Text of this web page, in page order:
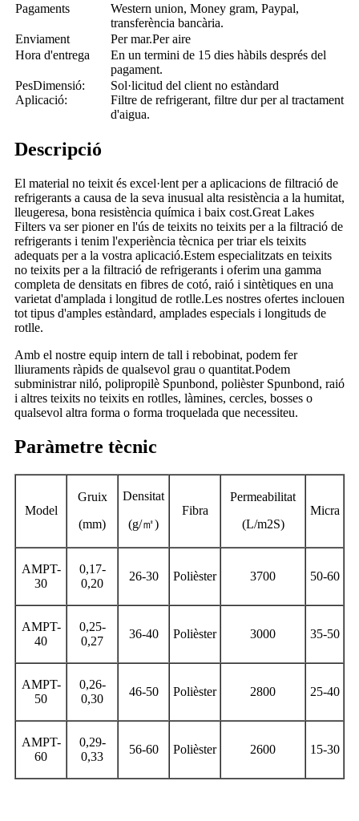
Pagaments
Western union, Money gram, Paypal,
transferència bancària.
Enviament
Per mar.Per aire
Hora d'entrega
En un termini de 15 dies hàbils després del
pagament.
PesDimensió:
Aplicació:
Sol·licitud del client no estàndard
Filtre de refrigerant, filtre dur per al tractament
d'aigua.
Descripció
El material no teixit és excel·lent per a aplicacions de filtració de
refrigerants a causa de la seva inusual alta resistència a la humitat,
lleugeresa, bona resistència química i baix cost.Great Lakes
Filters va ser pioner en l'ús de teixits no teixits per a la filtració de
refrigerants i tenim l'experiència tècnica per triar els teixits
adequats per a la vostra aplicació.Estem especialitzats en teixits
no teixits per a la filtració de refrigerants i oferim una gamma
completa de densitats en fibres de cotó, raió i sintètiques en una
varietat d'amplada i longitud de rotlle.Les nostres ofertes inclouen
tot tipus d'amples estàndard, amplades especials i longituds de
rotlle.
Amb el nostre equip intern de tall i rebobinat, podem fer
lliuraments ràpids de qualsevol grau o quantitat.Podem
subministrar niló, polipropilè Spunbond, polièster Spunbond, raió
i altres teixits no teixits en rotlles, làmines, cercles, bosses o
qualsevol altra forma o forma troquelada que necessiteu.
Paràmetre tècnic
Model
Gruix
(mm)
Densitat
(g/㎡)
Fibra
Permeabilitat
(L/m2S)
Micra
AMPT-
30
0,17-
0,20
26-30 Polièster 3700 50-60
AMPT-
40
0,25-
0,27
36-40 Polièster 3000 35-50
AMPT-
50
0,26-
0,30
46-50 Polièster 2800 25-40
AMPT-
60
0,29-
0,33
56-60 Polièster 2600 15-30